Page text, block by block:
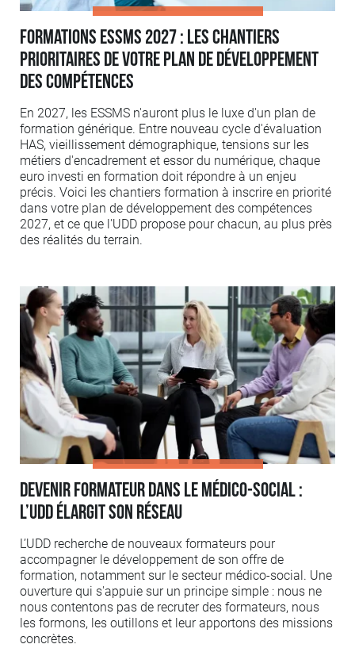
Formations ESSMS 2027 : les chantiers
prioritaires de votre plan de développement
des compétences
En 2027, les ESSMS n'auront plus le luxe d'un plan de
formation générique. Entre nouveau cycle d'évaluation
HAS, vieillissement démographique, tensions sur les
métiers d'encadrement et essor du numérique, chaque
euro investi en formation doit répondre à un enjeu
précis. Voici les chantiers formation à inscrire en priorité
dans votre plan de développement des compétences
2027, et ce que l'UDD propose pour chacun, au plus près
des réalités du terrain.
Devenir formateur dans le médico-social :
l’UDD élargit son réseau
L’UDD recherche de nouveaux formateurs pour
accompagner le développement de son offre de
formation, notamment sur le secteur médico-social. Une
ouverture qui s'appuie sur un principe simple : nous ne
nous contentons pas de recruter des formateurs, nous
les formons, les outillons et leur apportons des missions
concrètes.